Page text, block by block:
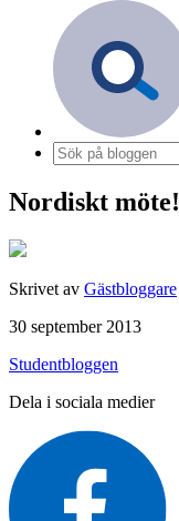
Nordiskt möte!
Skrivet av Gästbloggare
30 september 2013
Studentbloggen
Dela i sociala medier